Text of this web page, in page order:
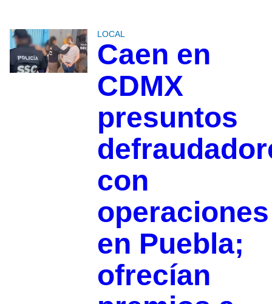
LOCAL
Caen en
CDMX
presuntos
con
operaciones
en Puebla;
ofrecían